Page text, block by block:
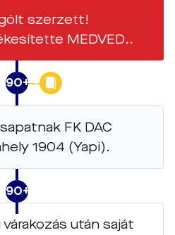
szerzett!
MEDVED..
90+5
FK DAC
1904 (Yapi).
90+4
után saját